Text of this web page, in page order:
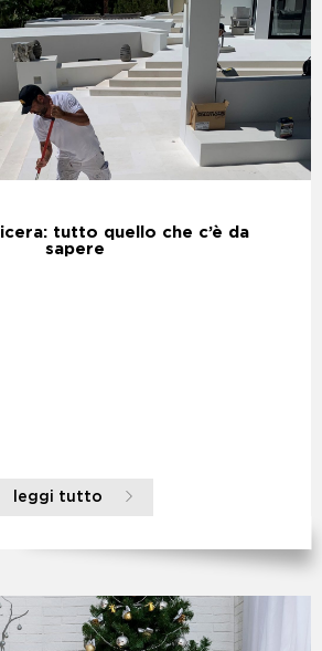
tutto quello che c’è da
sapere
leggi tutto